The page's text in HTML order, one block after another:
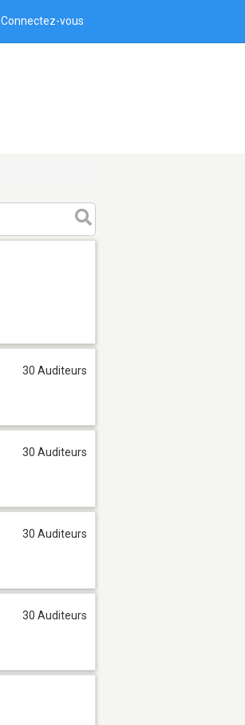
Connectez-vous
30 Auditeurs
30 Auditeurs
30 Auditeurs
30 Auditeurs